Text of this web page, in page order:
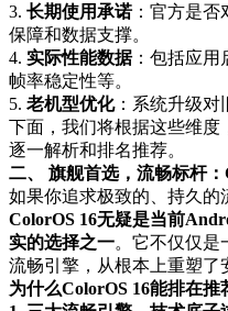
3. 长期使用承诺：官方是否
保障和数据支撑。
4. 实际性能数据：包括应用
帧率稳定性等。
5. 老机型优化：系统升级对
下面，我们将根据这些维
逐一解析和排名推荐。
二、 旗舰首选，流畅标杆：
如果你追求极致的、持久的
ColorOS 16无疑是当前
实的选择之一。它不仅仅是
流畅引擎，从根本上重塑了
为什么ColorOS 16能排在推